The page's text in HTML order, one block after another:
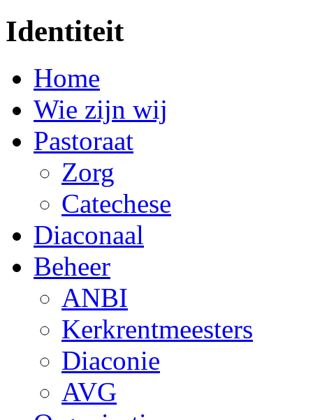
Identiteit
Home
Wie zijn wij
Pastoraat
Zorg
Catechese
Diaconaal
Beheer
ANBI
Kerkrentmeesters
Diaconie
AVG